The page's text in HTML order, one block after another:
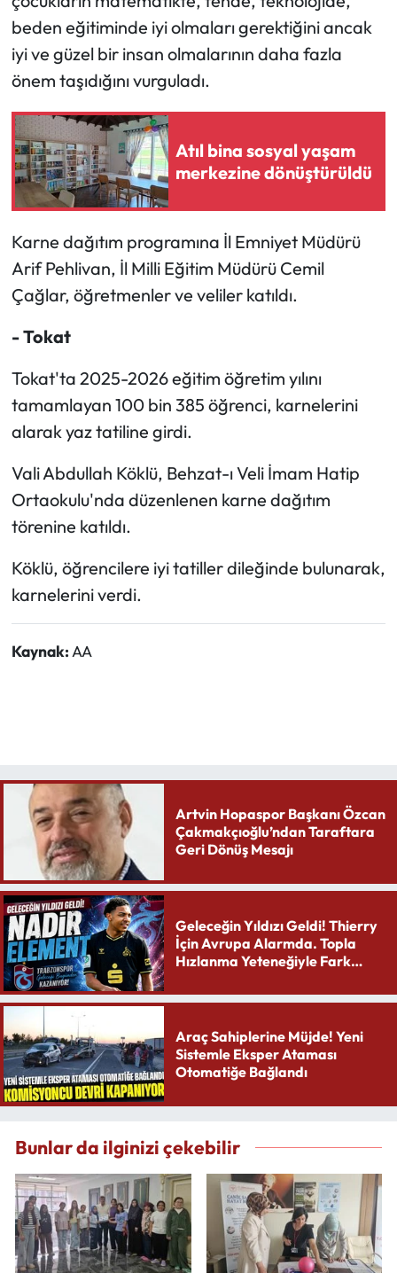
beden eğitiminde iyi olmaları gerektiğini ancak
iyi ve güzel bir insan olmalarının daha fazla
önem taşıdığını vurguladı.
Atıl bina sosyal yaşam
merkezine dönüştürüldü
Karne dağıtım programına İl Emniyet Müdürü
Arif Pehlivan, İl Milli Eğitim Müdürü Cemil
Çağlar, öğretmenler ve veliler katıldı.
- Tokat
Tokat'ta 2025-2026 eğitim öğretim yılını
tamamlayan 100 bin 385 öğrenci, karnelerini
alarak yaz tatiline girdi.
Vali Abdullah Köklü, Behzat-ı Veli İmam Hatip
Ortaokulu'nda düzenlenen karne dağıtım
törenine katıldı.
Köklü, öğrencilere iyi tatiller dileğinde bulunarak,
karnelerini verdi.
Kaynak:AA
Artvin Hopaspor Başkanı Özcan
Çakmakçıoğlu’ndan Taraftara
Geri Dönüş Mesajı
Geleceğin Yıldızı Geldi! Thierry
İçin Avrupa Alarmda. Topla
Hızlanma Yeteneğiyle Fark
Araç Sahiplerine Müjde! Yeni
Sistemle Eksper Ataması
Otomatiğe Bağlandı
Bunlar da ilginizi çekebilir